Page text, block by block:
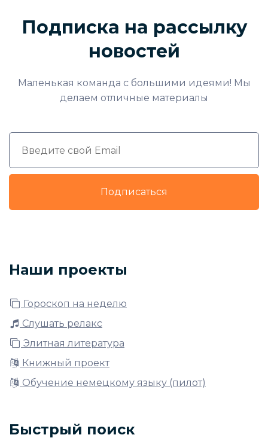
Подписка на рассылку
новостей
Маленькая команда с большими идеями! Мы
делаем отличные материалы
Подписаться
Наши проекты
Гороскоп на неделю
Слушать релакс
Элитная литература
Книжный проект
Обучение немецкому языку (пилот)
Быстрый поиск